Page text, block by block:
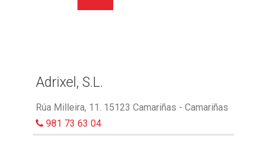
Adrixel, S.L.
Rúa Milleira, 11. 15123 Camariñas - Camariñas
981 73 63 04